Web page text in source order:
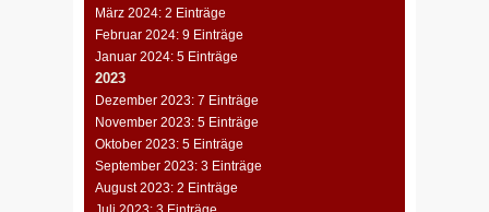
März 2024: 2 Einträge
Februar 2024: 9 Einträge
Januar 2024: 5 Einträge
2023
Dezember 2023: 7 Einträge
November 2023: 5 Einträge
Oktober 2023: 5 Einträge
September 2023: 3 Einträge
August 2023: 2 Einträge